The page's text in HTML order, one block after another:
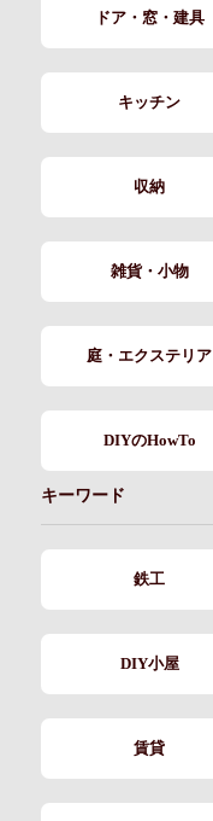
ドア・窓・建具
キッチン
収納
雑貨・小物
庭・エクステリア
DIYのHowTo
キーワード
鉄工
DIY小屋
賃貸